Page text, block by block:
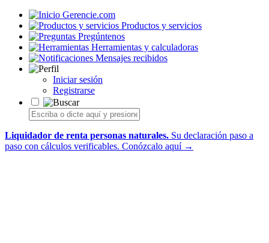
Gerencie.com
Productos y servicios
Pregúntenos
Herramientas y calculadoras
Mensajes recibidos
Iniciar sesión
Registrarse
Liquidador de renta personas naturales. Su declaración paso a
paso con cálculos verificables. Conózcalo aquí →